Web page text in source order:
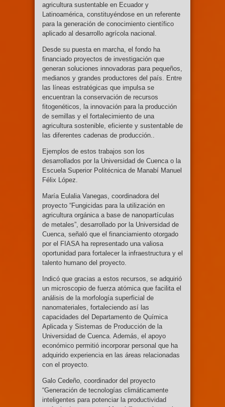
agricultura sustentable en Ecuador y
Latinoamérica, constituyéndose en un referente
para la generación de conocimiento científico
aplicado al desarrollo agrícola nacional.
Desde su puesta en marcha, el fondo ha
financiado proyectos de investigación que
generan soluciones innovadoras para pequeños,
medianos y grandes productores del país. Entre
las líneas estratégicas que impulsa se
encuentran la conservación de recursos
fitogenéticos, la innovación para la producción
de semillas y el fortalecimiento de una
agricultura sostenible, eficiente y sustentable de
las diferentes cadenas de producción..
Ejemplos de estos trabajos son los
desarrollados por la Universidad de Cuenca o la
Escuela Superior Politécnica de Manabí Manuel
Félix López.
María Eulalia Vanegas, coordinadora del
proyecto “Fungicidas para la utilización en
agricultura orgánica a base de nanopartículas
de metales”, desarrollado por la Universidad de
Cuenca, señaló que el financiamiento otorgado
por el FIASA ha representado una valiosa
oportunidad para fortalecer la infraestructura y el
talento humano del proyecto.
Indicó que gracias a estos recursos, se adquirió
un microscopio de fuerza atómica que facilita el
análisis de la morfología superficial de
nanomateriales, fortaleciendo así las
capacidades del Departamento de Química
Aplicada y Sistemas de Producción de la
Universidad de Cuenca. Además, el apoyo
económico permitió incorporar personal que ha
adquirido experiencia en las áreas relacionadas
con el proyecto.
Galo Cedeño, coordinador del proyecto
“Generación de tecnologías climáticamente
inteligentes para potenciar la productividad